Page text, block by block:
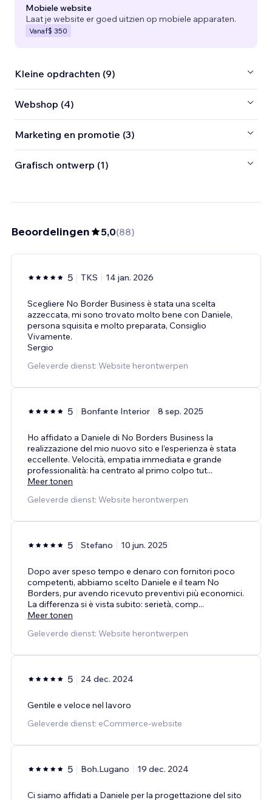
Mobiele website
Laat je website er goed uitzien op mobiele apparaten.
Vanaf$ 350
Kleine opdrachten (9)
Webshop (4)
Marketing en promotie (3)
Grafisch ontwerp (1)
Beoordelingen 5,0(88)
5 TKS 14 jan. 2026
Scegliere No Border Business è stata una scelta
azzeccata, mi sono trovato molto bene con Daniele,
persona squisita e molto preparata, Consiglio
Vivamente.
Sergio
Geleverde dienst: Website herontwerpen
5 Bonfante Interior 8 sep. 2025
Ho affidato a Daniele di No Borders Business la
realizzazione del mio nuovo sito e l’esperienza è stata
eccellente. Velocità, empatia immediata e grande
professionalità: ha centrato al primo colpo tut...
Meer tonen
Geleverde dienst: Website herontwerpen
5 Stefano 10 jun. 2025
Dopo aver speso tempo e denaro con fornitori poco
competenti, abbiamo scelto Daniele e il team No
Borders, pur avendo ricevuto preventivi più economici.
La differenza si è vista subito: serietà, comp...
Meer tonen
Geleverde dienst: Website herontwerpen
5 24 dec. 2024
Gentile e veloce nel lavoro
Geleverde dienst: eCommerce-website
5 Boh.Lugano 19 dec. 2024
Ci siamo affidati a Daniele per la progettazione del sito